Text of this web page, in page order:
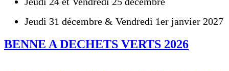
Jeudi 31 décembre & Vendredi 1er janvier 2027
BENNE A DECHETS VERTS 2026